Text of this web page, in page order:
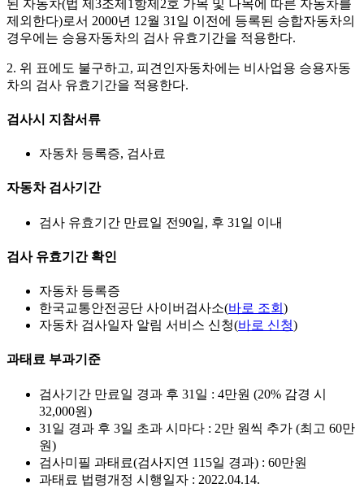
된 자동차(법 제3조제1항제2호 가목 및 나목에 따른 자동차를
제외한다)로서 2000년 12월 31일 이전에 등록된 승합자동차의
경우에는 승용자동차의 검사 유효기간을 적용한다.
2. 위 표에도 불구하고, 피견인자동차에는 비사업용 승용자동
차의 검사 유효기간을 적용한다.
검사시 지참서류
자동차 등록증, 검사료
자동차 검사기간
검사 유효기간 만료일 전90일, 후 31일 이내
검사 유효기간 확인
자동차 등록증
한국교통안전공단 사이버검사소(바로 조회 )
자동차 검사일자 알림 서비스 신청(바로 신청)
과태료 부과기준
검사기간 만료일 경과 후 31일 : 4만원 (20% 감경 시
32,000원)
31일 경과 후 3일 초과 시마다 : 2만 원씩 추가 (최고 60만
원)
검사미필 과태료(검사지연 115일 경과) : 60만원
과태료 법령개정 시행일자 : 2022.04.14.